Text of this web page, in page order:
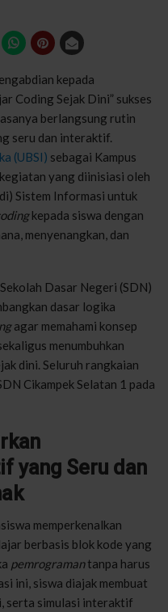
kepada
Coding Sejak Dini” sukses
berlangsung rutin
seru dan interaktif.
(UBSI) sebagai Kampus
yang diinisiasi oleh
Sistem Informasi untuk
kepada siswa dengan
menyenangkan, dan
Dasar Negeri (SDN)
dasar logika
agar memahami konsep
menumbuhkan
dini. Seluruh rangkaian
Cikampek Selatan 1 pada
yang Seru dan
memperkenalkan
berbasis blok kode yang
pemrogramantanpa harus
ini, siswa diajak membuat
serta simulasi interaktif